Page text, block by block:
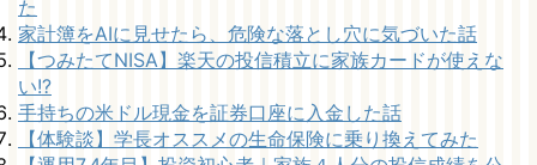
た
家計簿をAIに見せたら、危険な落とし穴に気づいた話
【つみたてNISA】楽天の投信積立に家族カードが使えな
い!?
手持ちの米ドル現金を証券口座に入金した話
【体験談】学長オススメの生命保険に乗り換えてみた